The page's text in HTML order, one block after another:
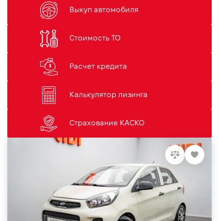
Выкуп автомобиля
Стоимость ТО
Расчет кредита
Калькулятор лизинга
Страхование КАСКО